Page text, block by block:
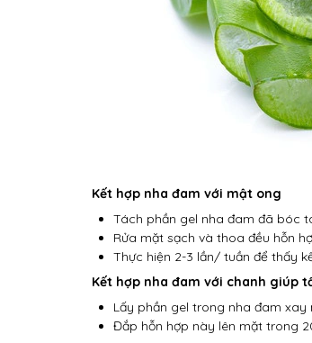
Kết hợp nha đam với mật ong
Tách phần gel nha đam đã bóc
Rửa mặt sạch và thoa đều hỗn
Thực hiện 2-3 lần/ tuần để thấy
Kết hợp nha đam với chanh giúp
Lấy phần gel trong nha đam xay
Đắp hỗn hợp này lên mặt trong